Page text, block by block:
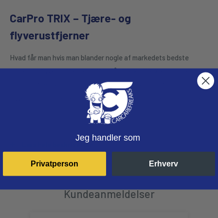
CarPro TRIX – Tjære- og
flyverustfjerner
Hvad får man hvis man blander nogle af markedets bedste
tjære- og flyverustfjerner ? Man får TRIX ! TRIX er som det
eneste på markedet, et kombineret produkt der både fjerner
flyverust og tjære i en arbejdsgang. Det nedsætter arbejdstiden
og produktforbruget. Produktet kan bruges upåagtet om
køretøjet har beskyttelse eller ej. Dog anbefales det særligt til at
rense overflader som er beskyttet med en nano keramisk
coating. Se hvordan den virker i vores videoguide herunder !
Læs hele beskrivelsen
Kundeanmeldelser
Jeg handler som
Privatperson Erhverv